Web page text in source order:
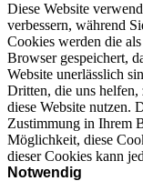
Diese Website
verbessern, während
Cookies werden die
Browser gespeichert,
Website unerlässlich
Dritten, die uns helfen,
diese Website nutzen.
Zustimmung in Ihrem
Möglichkeit, diese
dieser Cookies kann
Notwendig